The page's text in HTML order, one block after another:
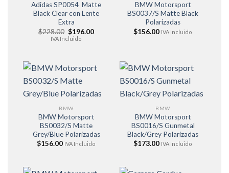
Adidas SP0054 Matte
Black Clear con Lente
Extra
$228.00 El
precio
$196.00El
IVA Incluido
BMW Motorsport
BS0037/S Matte Black
Polarizadas
$156.00 IVA Incluido
BMW
BMW Motorsport
BS0032/S Matte
Grey/Blue Polarizadas
$156.00 IVA Incluido
BMW
BMW Motorsport
BS0016/S Gunmetal
Black/Grey Polarizadas
$173.00 IVA Incluido